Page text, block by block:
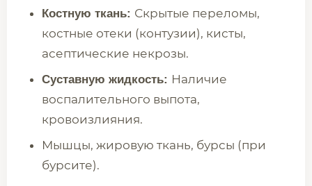
Костную ткань: Скрытые переломы,
костные отеки (контузии), кисты,
асептические некрозы.
Суставную жидкость: Наличие
воспалительного выпота,
кровоизлияния.
Мышцы, жировую ткань, бурсы (при
бурсите).